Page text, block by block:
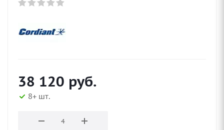
38 120 руб.
8+ шт.